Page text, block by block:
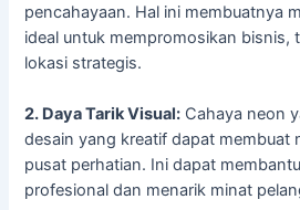
pencahayaan. Hal ini membuatnya
ideal untuk mempromosikan bisnis,
lokasi strategis.
2. Daya Tarik Visual: Cahaya neon
desain yang kreatif dapat membuat
pusat perhatian. Ini dapat
profesional dan menarik minat